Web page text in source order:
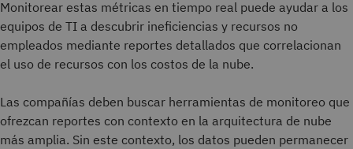
Monitorear estas métricas en tiempo real puede ayudar a los
equipos de TI a descubrir ineficiencias y recursos no
empleados mediante reportes detallados que correlacionan
el uso de recursos con los costos de la nube.
Las compañías deben buscar herramientas de monitoreo que
ofrezcan reportes con contexto en la arquitectura de nube
más amplia. Sin este contexto, los datos pueden permanecer